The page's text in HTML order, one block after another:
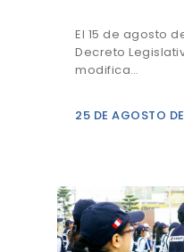
El 15 de agosto
Decreto
modifica…
25 DE AGOSTO